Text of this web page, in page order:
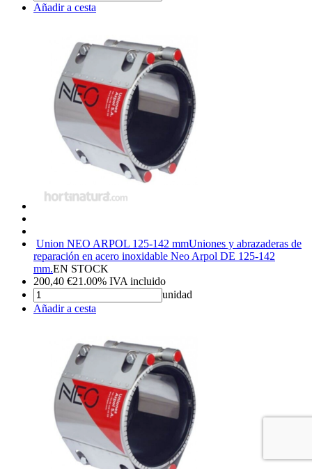
Añadir a cesta
Union NEO ARPOL 125-142 mmUniones y abrazaderas de
reparación en acero inoxidable Neo Arpol DE 125-142
mm.EN STOCK
200,40 €21.00% IVA incluido
unidad
Añadir a cesta